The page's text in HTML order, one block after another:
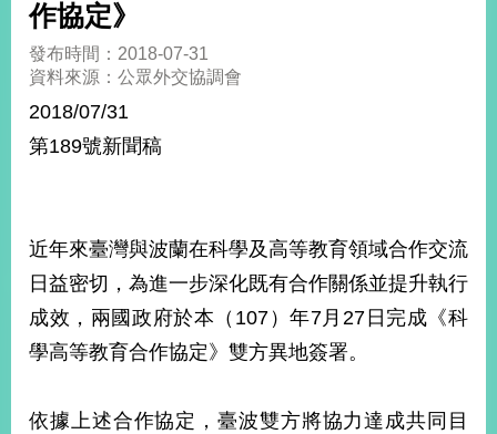
總
合
外
價
經
濟
不
落
國
海
作協定》
發布時間：2018-07-31
資料來源：公眾外交協調會
2018/07/31
第189號新聞稿
近年來臺灣與波蘭在科學及高等教育領域合作交流
日益密切，為進一步深化既有合作關係並提升執行
成效，兩國政府於本（107）年7月27日完成《科
學高等教育合作協定》雙方異地簽署。
依據上述合作協定，臺波雙方將協力達成共同目